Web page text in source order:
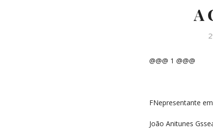
A
@@@ 1 @@@
FNepresentante
João Anitunes